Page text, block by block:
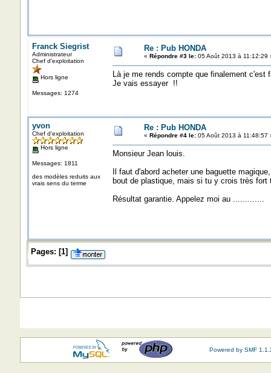
Franck Siegrist
Administrateur
Chef d'exploitation
Hors ligne
Messages: 1274
Re : Pub HONDA
« Répondre #3 le:05 Août 2013 à 11:12:29
Là je me rends compte que finalement c'est
Je vais essayer !!
yvon
Chef d'exploitation
Hors ligne
Messages: 1811
des modèles reduits aux
vrais sens du terme
Re : Pub HONDA
« Répondre #4 le:05 Août 2013 à 11:48:57
Monsieur Jean louis.
Il faut d'abord acheter une baguette
bout de plastique, mais si tu y crois très
Résultat garantie. Appelez moi au .............
Pages: [1]
Powered by SMF